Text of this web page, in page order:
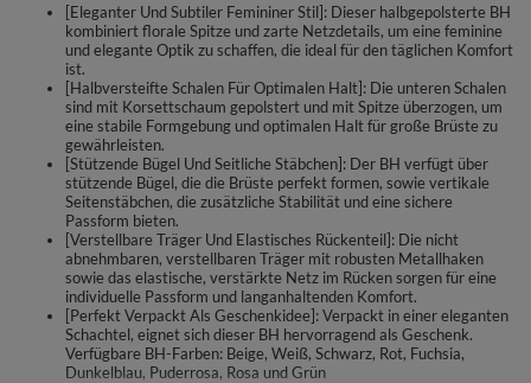
[Eleganter Und Subtiler Femininer Stil]: Dieser halbgepolsterte BH
kombiniert florale Spitze und zarte Netzdetails, um eine feminine
und elegante Optik zu schaffen, die ideal für den täglichen Komfort
ist.
[Halbversteifte Schalen Für Optimalen Halt]: Die unteren Schalen
sind mit Korsettschaum gepolstert und mit Spitze überzogen, um
eine stabile Formgebung und optimalen Halt für große Brüste zu
gewährleisten.
[Stützende Bügel Und Seitliche Stäbchen]: Der BH verfügt über
stützende Bügel, die die Brüste perfekt formen, sowie vertikale
Seitenstäbchen, die zusätzliche Stabilität und eine sichere
Passform bieten.
[Verstellbare Träger Und Elastisches Rückenteil]: Die nicht
abnehmbaren, verstellbaren Träger mit robusten Metallhaken
sowie das elastische, verstärkte Netz im Rücken sorgen für eine
individuelle Passform und langanhaltenden Komfort.
[Perfekt Verpackt Als Geschenkidee]: Verpackt in einer eleganten
Schachtel, eignet sich dieser BH hervorragend als Geschenk.
Verfügbare BH-Farben: Beige, Weiß, Schwarz, Rot, Fuchsia,
Dunkelblau, Puderrosa, Rosa und Grün